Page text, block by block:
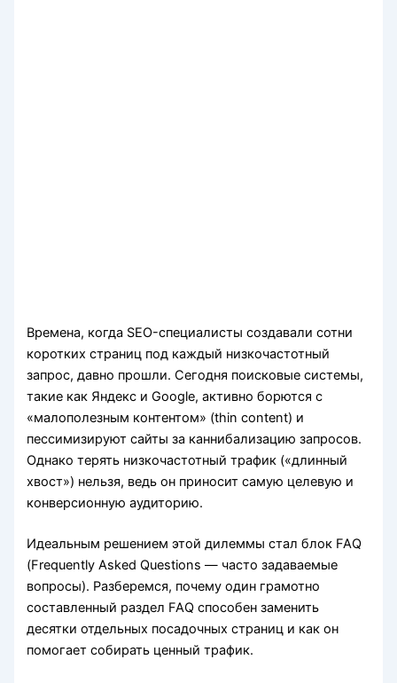
Времена, когда SEO-специалисты создавали сотни
коротких страниц под каждый низкочастотный
запрос, давно прошли. Сегодня поисковые системы,
такие как Яндекс и Google, активно борются с
«малополезным контентом» (thin content) и
пессимизируют сайты за каннибализацию запросов.
Однако терять низкочастотный трафик («длинный
хвост») нельзя, ведь он приносит самую целевую и
конверсионную аудиторию.
Идеальным решением этой дилеммы стал блок FAQ
(Frequently Asked Questions — часто задаваемые
вопросы). Разберемся, почему один грамотно
составленный раздел FAQ способен заменить
десятки отдельных посадочных страниц и как он
помогает собирать ценный трафик.